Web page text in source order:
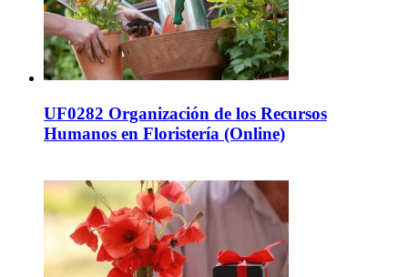
UF0282 Organización de los Recursos
Humanos en Floristería (Online)